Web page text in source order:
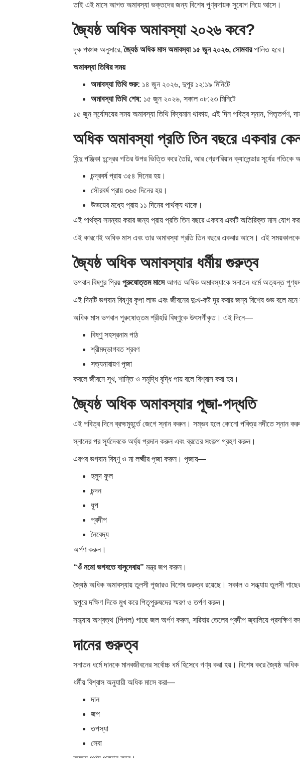
তাই এই মাসে আগত অমাবস্যা ভক্তদের জন্য বিশেষ পুণ্যদায়ক সুযোগ নিয়ে আসে।
জ্যৈষ্ঠ অধিক অমাবস্যা ২০২৬ কবে?
দৃক পঞ্চাঙ্গ অনুসারে,জ্যৈষ্ঠ অধিক মাস অমাবস্যা ১৫ জুন ২০২৬, সোমবারপালিত হবে।
অমাবস্যা তিথির সময়
অমাবস্যা তিথি শুরু: ১৪ জুন ২০২৬, দুপুর ১২:১৯ মিনিটে
অমাবস্যা তিথি শেষ: ১৫ জুন ২০২৬, সকাল ০৮:২৩ মিনিটে
১৫ জুন সূর্যোদয়ের সময় অমাবস্যা তিথি বিদ্যমান থাকায়, এই দিন পবিত্র স্নান, পিতৃতর্পণ,
অধিক অমাবস্যা প্রতি তিন বছরে একবার
হিন্দু পঞ্জিকা চন্দ্রের গতির উপর ভিত্তি করে তৈরি, আর গ্রেগরিয়ান ক্যালেন্ডার সূর্যের
চন্দ্রবর্ষ প্রায় ৩৫৪ দিনের হয়।
সৌরবর্ষ প্রায় ৩৬৫ দিনের হয়।
উভয়ের মধ্যে প্রায় ১১ দিনের পার্থক্য থাকে।
এই পার্থক্য সমন্বয় করার জন্য প্রায় প্রতি তিন বছরে একবার একটি অতিরিক্ত মাস যোগ
এই কারণেই অধিক মাস এবং তার অমাবস্যা প্রতি তিন বছরে একবার আসে। এই
জ্যৈষ্ঠ অধিক অমাবস্যার ধর্মীয় গুরুত্ব
ভগবান বিষ্ণুর প্রিয়পুরুষোত্তম মাসেআগত অধিক অমাবস্যাকে সনাতন ধর্মে অত্যন্ত
এই দিনটি ভগবান বিষ্ণুর কৃপা লাভ এবং জীবনের দুঃখ-কষ্ট দূর করার জন্য বিশেষ শুভ বলে মনে
অধিক মাস ভগবান পুরুষোত্তম শ্রীহরি বিষ্ণুকে উৎসর্গীকৃত। এই দিনে—
বিষ্ণু সহস্রনাম পাঠ
শ্রীমদ্ভাগবত শ্রবণ
সত্যনারায়ণ পূজা
করলে জীবনে সুখ, শান্তি ও সমৃদ্ধি বৃদ্ধি পায় বলে বিশ্বাস করা হয়।
জ্যৈষ্ঠ অধিক অমাবস্যার পূজা-পদ্ধতি
এই পবিত্র দিনে ব্রহ্মমুহূর্তে জেগে স্নান করুন। সম্ভব হলে কোনো পবিত্র নদীতে স্নান
স্নানের পর সূর্যদেবকে অর্ঘ্য প্রদান করুন এবং ব্রতের সংকল্প গ্রহণ করুন।
এরপর ভগবান বিষ্ণু ও মা লক্ষ্মীর পূজা করুন। পূজায়—
হলুদ ফুল
চন্দন
ধূপ
প্রদীপ
নৈবেদ্য
অর্পণ করুন।
“ওঁ নমো ভগবতে বাসুদেবায়” মন্ত্র জপ করুন।
জ্যৈষ্ঠ অধিক অমাবস্যায় তুলসী পূজারও বিশেষ গুরুত্ব রয়েছে। সকাল ও সন্ধ্যায় তুলসী গাছের
দুপুরে দক্ষিণ দিকে মুখ করে পিতৃপুরুষদের স্মরণ ও তর্পণ করুন।
সন্ধ্যায় অশ্বত্থ (পিপল) গাছে জল অর্পণ করুন, সরিষার তেলের প্রদীপ জ্বালিয়ে প্রদক্ষিণ
দানের গুরুত্ব
সনাতন ধর্মে দানকে মানবজীবনের সর্বোচ্চ ধর্ম হিসেবে গণ্য করা হয়। বিশেষ করে জ্যৈষ্ঠ
ধর্মীয় বিশ্বাস অনুযায়ী অধিক মাসে করা—
দান
জপ
তপস্যা
সেবা